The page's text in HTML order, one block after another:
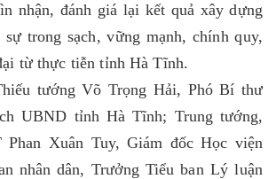
nhận, đánh giá lại kết quả xây dựng
trong sạch, vững mạnh, chính quy,
từ thực tiễn tỉnh Hà Tĩnh.
tướng Võ Trọng Hải, Phó Bí thư
UBND tỉnh Hà Tĩnh; Trung tướng,
Phan Xuân Tuy, Giám đốc Học viện
nhân dân, Trưởng Tiểu ban Lý luận